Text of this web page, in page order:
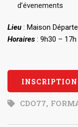
d’évenements
Lieu : Maison
Horaires : 9h30 –
INSCRIPTION
CDO77,